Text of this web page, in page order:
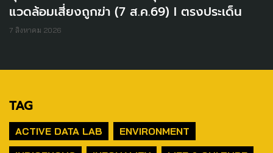
แวดล้อมเสี่ยงถูกฆ่า (7 ส.ค.69) I ตรงประเด็น
7 สิงหาคม 2026
TAG
ACTIVE DATA LAB
ENVIRONMENT